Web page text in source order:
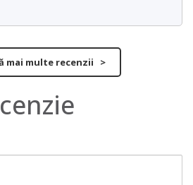
mai multe recenzii >